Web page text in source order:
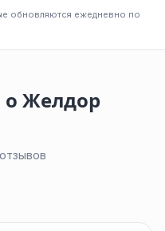
обновляются ежедневно по
о Желдор